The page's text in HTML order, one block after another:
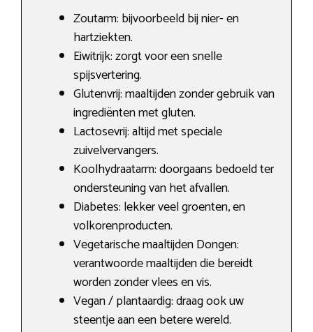
Zoutarm: bijvoorbeeld bij nier- en
hartziekten.
Eiwitrijk: zorgt voor een snelle
spijsvertering.
Glutenvrij: maaltijden zonder gebruik van
ingrediënten met gluten.
Lactosevrij: altijd met speciale
zuivelvervangers.
Koolhydraatarm: doorgaans bedoeld ter
ondersteuning van het afvallen.
Diabetes: lekker veel groenten, en
volkorenproducten.
Vegetarische maaltijden Dongen:
verantwoorde maaltijden die bereidt
worden zonder vlees en vis.
Vegan / plantaardig: draag ook uw
steentje aan een betere wereld.